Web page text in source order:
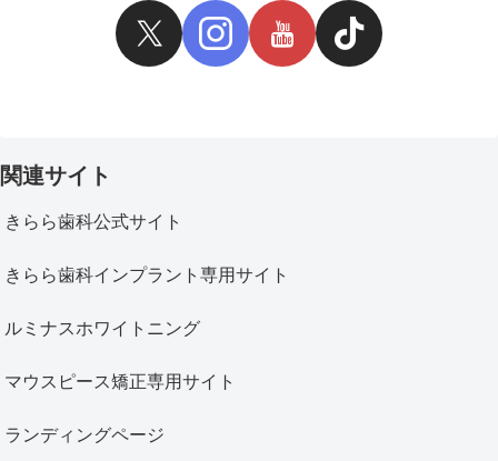
関連サイト
きらら歯科公式サイト
きらら歯科インプラント専用サイト
ルミナスホワイトニング
マウスピース矯正専用サイト
ランディングページ